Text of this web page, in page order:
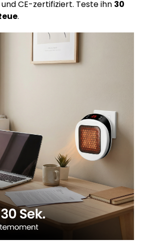
und CE-zertifiziert. Teste ihn 30
.